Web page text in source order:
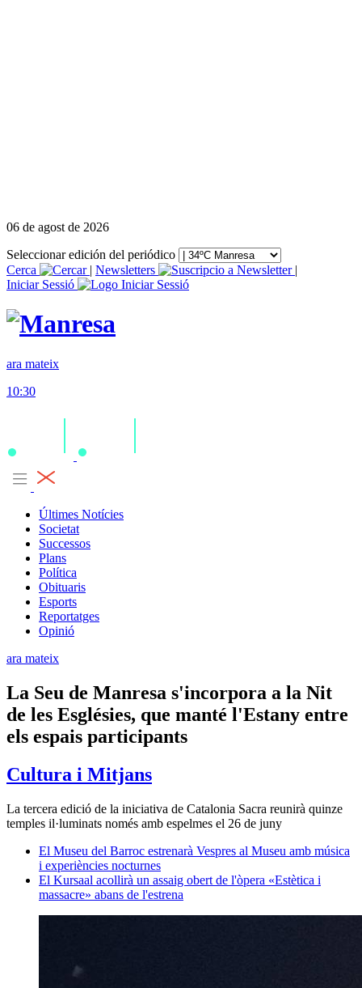
06 de agost de 2026
Seleccionar edición del periódico
Cerca
| Newsletters
|
Iniciar Sessió
ara mateix
10:30
Últimes Notícies
Societat
Successos
Plans
Política
Obituaris
Esports
Reportatges
Opinió
ara mateix
La Seu de Manresa s'incorpora a la Nit
de les Esglésies, que manté l'Estany entre
els espais participants
Cultura i Mitjans
La tercera edició de la iniciativa de Catalonia Sacra reunirà quinze
temples il·luminats només amb espelmes el 26 de juny
El Museu del Barroc estrenarà Vespres al Museu amb música
i experiències nocturnes
El Kursaal acollirà un assaig obert de l'òpera «Estètica i
massacre» abans de l'estrena